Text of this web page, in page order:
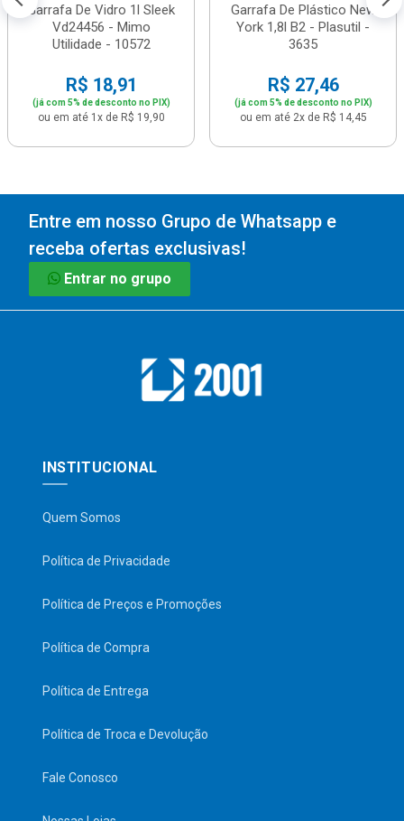
Garrafa De Vidro 1l Sleek
Vd24456 - Mimo
Utilidade - 10572
R$ 18,91
(já com 5% de desconto no PIX)
ou em até 1x de R$ 19,90
Garrafa De Plástico New
York 1,8l B2 - Plasutil -
3635
R$ 27,46
(já com 5% de desconto no PIX)
ou em até 2x de R$ 14,45
Entre em nosso Grupo de Whatsapp e
receba ofertas exclusivas!
Entrar no grupo
INSTITUCIONAL
Quem Somos
Política de Privacidade
Política de Preços e Promoções
Política de Compra
Política de Entrega
Política de Troca e Devolução
Fale Conosco